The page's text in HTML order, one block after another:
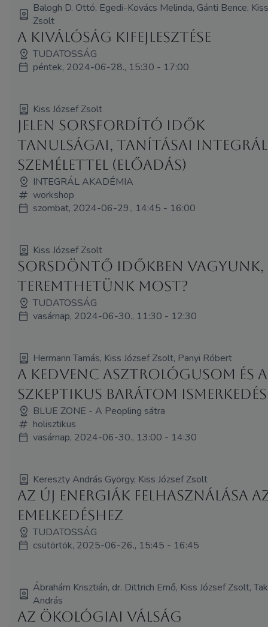
Balogh D. Ottó, Egedi-Kovács Melinda, Gánti Bence,
Zsolt
A kiválóság kifejlesztése
TUDATOSSÁG
péntek, 2024-06-28., 15:30 - 17:00
Kiss József Zsolt
Jelen sorsfordító idők
tanulságai, tanításai integrál
személettel (Előadás)
INTEGRÁL AKADÉMIA
workshop
szombat, 2024-06-29., 14:45 - 16:00
Kiss József Zsolt
Sorsdöntő időkben vagyunk,
teremthetünk most?
TUDATOSSÁG
vasárnap, 2024-06-30., 11:30 - 12:30
Hermann Tamás, Kiss József Zsolt, Panyi Róbert
A kedvenc asztrológusom és a
szkeptikus barátom
BLUE ZONE - A Peopling sátra
holisztikus
vasárnap, 2024-06-30., 13:00 - 14:30
Kereszty András György, Kiss József Zsolt
Az új energiák felhasználása
emelkedéshez
TUDATOSSÁG
csütörtök, 2025-06-26., 15:45 - 16:45
Ábrahám Krisztián, dr. Dittrich Ernő, Kiss József Zsolt,
András
Az ökológiai válság